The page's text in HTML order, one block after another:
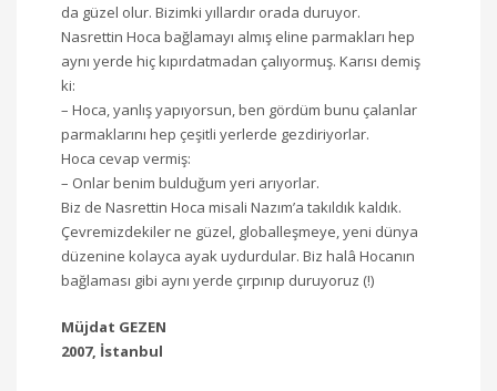
da güzel olur. Bizimki yıllardır orada duruyor.
Nasrettin Hoca bağlamayı almış eline parmakları hep
aynı yerde hiç kıpırdatmadan çalıyormuş. Karısı demiş
ki:
– Hoca, yanlış yapıyorsun, ben gördüm bunu çalanlar
parmaklarını hep çeşitli yerlerde gezdiriyorlar.
Hoca cevap vermiş:
– Onlar benim bulduğum yeri arıyorlar.
Biz de Nasrettin Hoca misali Nazım’a takıldık kaldık.
Çevremizdekiler ne güzel, globalleşmeye, yeni dünya
düzenine kolayca ayak uydurdular. Biz halâ Hocanın
bağlaması gibi aynı yerde çırpınıp duruyoruz (!)
Müjdat GEZEN
2007, İstanbul